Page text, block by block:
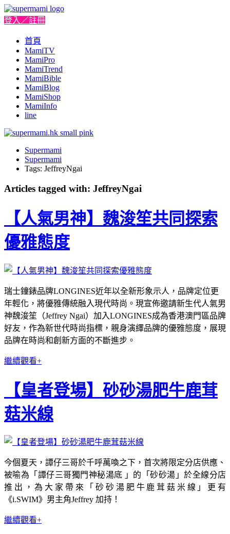
登入／註冊
首頁
MamiTV
MamiPro
MamiTrend
MamiBible
MamiBlog
MamiShop
MamiInfo
line
Supermami
Supermami
Tags: JeffreyNgai
Articles tagged with: JeffreyNgai
【人氣男神】魏浚笙共同探索
優雅態度
瑞士鐘錶品牌LONGINES近年以全新形象示人，品牌定位更
年輕化，將優雅傳統融入現代時尚。現宣佈邀請新生代人氣男
神魏浚笙（Jeffrey Ngai）加入LONGINES成為香港澳門區品牌
好友，作為新世代時尚指標，親身演繹品牌的優雅態度，展現
品牌在時尚和創新方面的不斷進步。
繼續觀看+
【皇者登場】砂砂湯肥牛鹿茸
菇米線
今個夏天，譚仔三哥於千呼萬喚之下，首次將限定分店供應、
被喻為「譚仔三哥獨門神秘湯底 」的「砂砂湯」於全線分店
推出，為大家帶來「砂砂湯肥牛鹿茸菇米線」更有
《i.SWIM》男主角Jeffrey 加持！
繼續觀看+